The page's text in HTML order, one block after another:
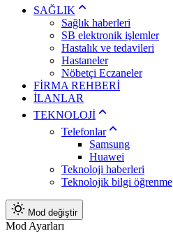
SAĞLIK
Sağlık haberleri
SB elektronik işlemler
Hastalık ve tedavileri
Hastaneler
Nöbetçi Eczaneler
FİRMA REHBERİ
İLANLAR
TEKNOLOJİ
Telefonlar
Samsung
Huawei
Teknoloji haberleri
Teknolojik bilgi öğrenme
Mod değiştir
Mod Ayarları